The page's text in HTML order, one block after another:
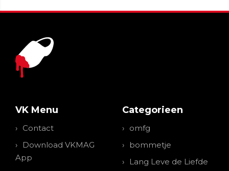
VK Menu
Contact
Download VKMAG
App
Categorieen
omfg
bommetje
Lang Leve de Liefde